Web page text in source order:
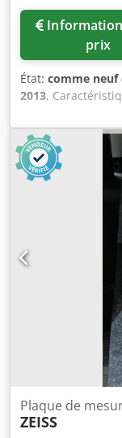
prix
État: comme neuf
2013,
l’axe X : 700 mm
de mesure de
granit : 1330 x
hauteur) : environ
800 kg
peu utilisé Le
des erreurs de
L’état de la
technique et en
les machines
Plaque de
ZEISS